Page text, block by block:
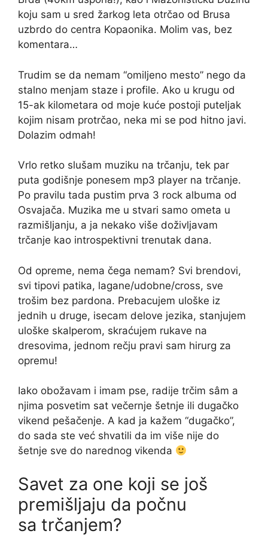
koju sam u sred žarkog leta otrčao od Brusa
uzbrdo do centra Kopaonika. Molim vas, bez
komentara…
Trudim se da nemam “omiljeno mesto” nego da
stalno menjam staze i profile. Ako u krugu od
15-ak kilometara od moje kuće postoji puteljak
kojim nisam protrčao, neka mi se pod hitno javi.
Dolazim odmah!
Vrlo retko slušam muziku na trčanju, tek par
puta godišnje ponesem mp3 player na trčanje.
Po pravilu tada pustim prva 3 rock albuma od
Osvajača. Muzika me u stvari samo ometa u
razmišljanju, a ja nekako više doživljavam
trčanje kao introspektivni trenutak dana.
Od opreme, nema čega nemam? Svi brendovi,
svi tipovi patika, lagane/udobne/cross, sve
trošim bez pardona. Prebacujem uloške iz
jednih u druge, isecam delove jezika, stanjujem
uloške skalperom, skraćujem rukave na
dresovima, jednom rečju pravi sam hirurg za
opremu!
Iako obožavam i imam pse, radije trčim sâm a
njima posvetim sat večernje šetnje ili dugačko
vikend pešačenje. A kad ja kažem “dugačko”,
do sada ste već shvatili da im više nije do
šetnje sve do narednog vikenda
Savet za one koji se još
premišljaju da počnu
sa trčanjem?